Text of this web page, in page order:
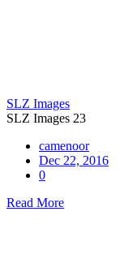
SLZ Images
SLZ Images 23
camenoor
Dec 22, 2016
0
Read More